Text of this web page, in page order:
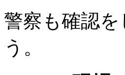
警察も確認
う。